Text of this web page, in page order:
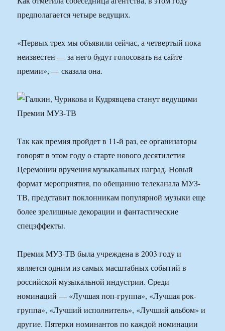
предполагается четыре ведущих.
«Первых трех мы объявили сейчас, а четвертый пока
неизвестен — за него будут голосовать на сайте
премии», — сказала она.
Так как премия пройдет в 11-й раз, ее организаторы
говорят в этом году о старте нового десятилетия
Церемонии вручения музыкальных наград. Новый
формат мероприятия, по обещанию телеканала МУЗ-
ТВ, представит поклонникам популярной музыки еще
более зрелищные декорации и фантастические
спецэффекты.
Премия МУЗ-ТВ была учреждена в 2003 году и
является одним из самых масштабных событий в
российской музыкальной индустрии. Среди
номинаций — «Лучшая поп-группа», «Лучшая рок-
группа», «Лучший исполнитель», «Лучший альбом» и
другие. Пятерки номинантов по каждой номинации